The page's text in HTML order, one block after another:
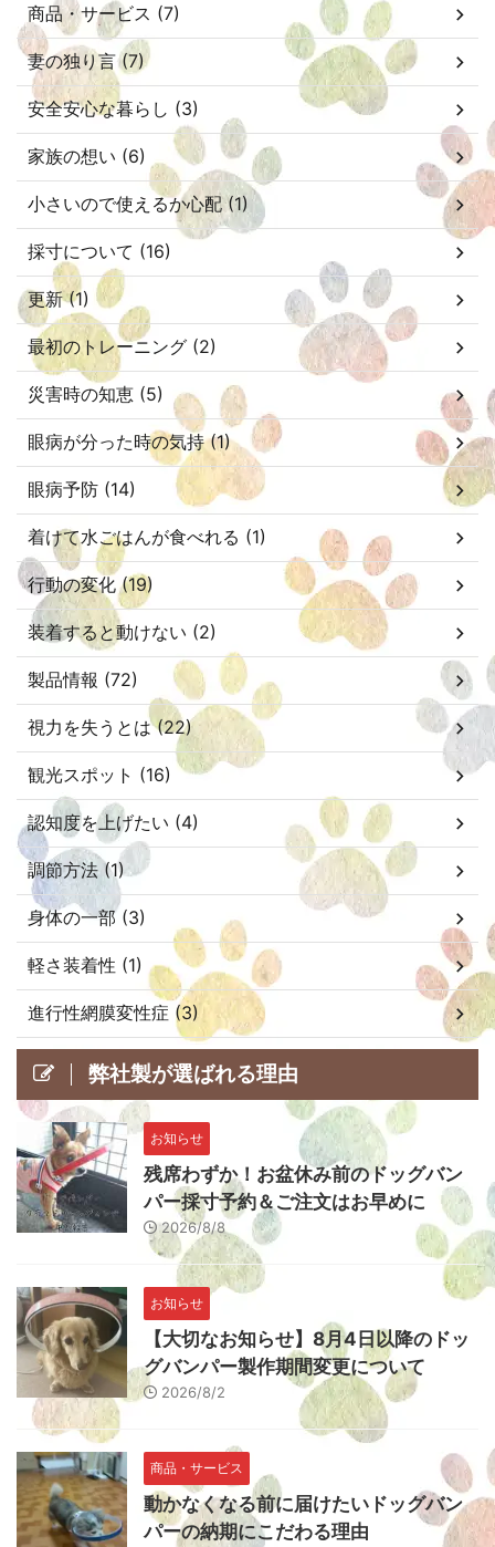
商品・サービス (7)
妻の独り言 (7)
安全安心な暮らし (3)
家族の想い (6)
小さいので使えるか心配 (1)
採寸について (16)
更新 (1)
最初のトレーニング (2)
災害時の知恵 (5)
眼病が分った時の気持 (1)
眼病予防 (14)
着けて水ごはんが食べれる (1)
行動の変化 (19)
装着すると動けない (2)
製品情報 (72)
視力を失うとは (22)
観光スポット (16)
認知度を上げたい (4)
調節方法 (1)
身体の一部 (3)
軽さ装着性 (1)
進行性網膜変性症 (3)
弊社製が選ばれる理由
お知らせ
残席わずか！お盆休み前のドッグバン
パー採寸予約＆ご注文はお早めに
2026/8/8
お知らせ
【大切なお知らせ】8月4日以降のドッ
グバンパー製作期間変更について
2026/8/2
商品・サービス
動かなくなる前に届けたいドッグバン
パーの納期にこだわる理由